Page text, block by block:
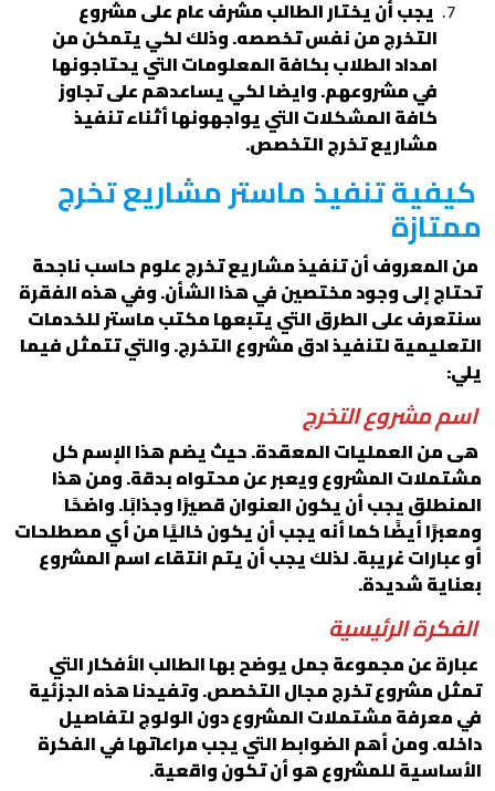
يجب أن يختار الطالب مشرف عام على مشروع
التخرج من نفس تخصصه. وذلك لكي يتمكن من
امداد الطلاب بكافة المعلومات التي يحتاجونها
في مشروعهم. وايضا لكي يساعدهم على تجاوز
كافة المشكلات التي يواجهونها أثناء تنفيذ
مشاريع تخرج التخصص.
كيفية تنفيذ ماستر مشاريع تخرج
ممتازة
من المعروف أن تنفيذ مشاريع تخرج علوم حاسب ناجحة
تحتاج إلى وجود مختصين في هذا الشأن. وفي هذه الفقرة
سنتعرف على الطرق التي يتبعها مكتب ماستر للخدمات
التعليمية لتنفيذ ادق مشروع التخرج. والتي تتمثل فيما
يلي:
اسم مشروع التخرج
هى من العمليات المعقدة. حيث يضم هذا الإسم كل
مشتملات المشروع ويعبر عن محتواه بدقة. ومن هذا
المنطلق يجب أن يكون العنوان قصيرًا وجذابًا. واضحًا
ومعبرًا أيضًا كما أنه يجب أن يكون خاليًا من أي مصطلحات
أو عبارات غريبة. لذلك يجب أن يتم انتقاء اسم المشروع
بعناية شديدة.
الفكرة الرئيسية
عبارة عن مجموعة جمل يوضح بها الطالب الأفكار التي
تمثل مشروع تخرج مجال التخصص. وتفيدنا هذه الجزئية
في معرفة مشتملات المشروع دون الولوج لتفاصيل
داخله. ومن أهم الضوابط التي يجب مراعاتها في الفكرة
الأساسية للمشروع هو أن تكون واقعية.